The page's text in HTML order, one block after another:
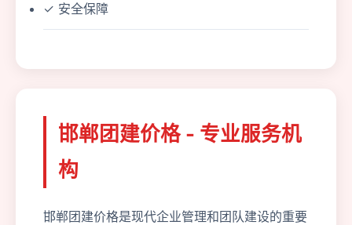
✓ 安全保障
邯郸团建价格 - 专业服务机
构
邯郸团建价格是现代企业管理和团队建设的重要